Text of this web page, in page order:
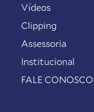
Vídeos
Clipping
Assessoria
Institucional
FALE CONOSCO